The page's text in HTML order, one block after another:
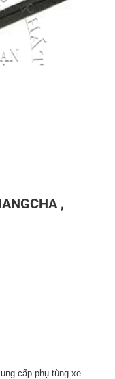
,
cấp phụ tùng xe